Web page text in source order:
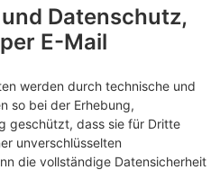
Datenschutz,
E-Mail
werden durch technische und
so bei der Erhebung,
geschützt, dass sie für Dritte
unverschlüsselten
die vollständige Datensicherheit